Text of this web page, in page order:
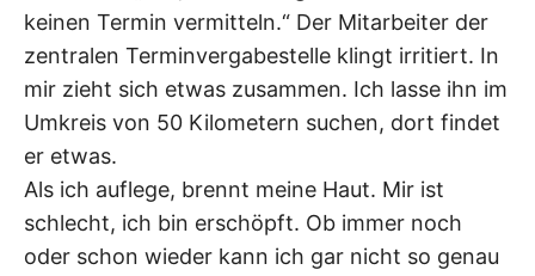
keinen Termin vermitteln.“ Der Mitarbeiter der
zentralen Terminvergabestelle klingt irritiert. In
mir zieht sich etwas zusammen. Ich lasse ihn im
Umkreis von 50 Kilometern suchen, dort findet
er etwas.
Als ich auflege, brennt meine Haut. Mir ist
schlecht, ich bin erschöpft. Ob immer noch
oder schon wieder kann ich gar nicht so genau